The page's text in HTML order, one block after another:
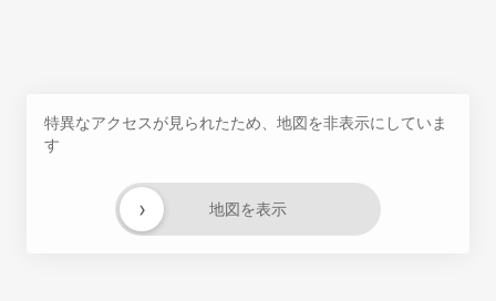
特異なアクセスが見られたため、地図を非表示にしていま
す
地図を表示
›